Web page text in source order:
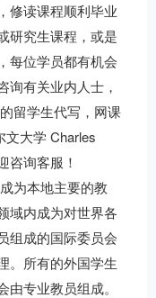
修读课程顺利毕业
研究生课程，或是
每位学员都有机会
询有关业内人士，
留学生代写，网课
大学 Charles
咨询客服！
为本地主要的教
域内成为对世界各
组成的国际委员会
。所有的外国学生
专业教员组成。